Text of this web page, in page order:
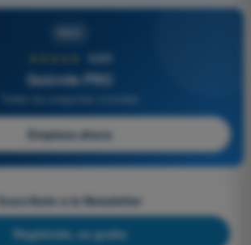
4,6/5
Quizvds PRO
Empieza ahora
Suscríbete a la Newsletter
Regístrate, es gratis